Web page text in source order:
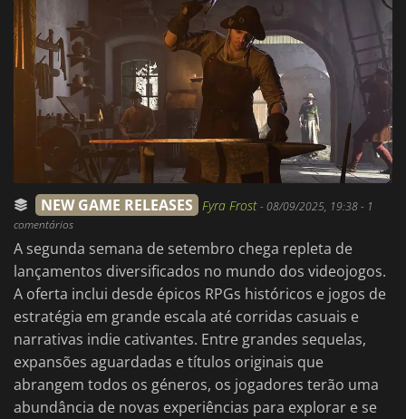
NEW GAME RELEASES Fyra Frost-08/09/2025, 19:38- 1
comentários
A segunda semana de setembro chega repleta de
lançamentos diversificados no mundo dos videojogos.
A oferta inclui desde épicos RPGs históricos e jogos de
estratégia em grande escala até corridas casuais e
narrativas indie cativantes. Entre grandes sequelas,
expansões aguardadas e títulos originais que
abrangem todos os géneros, os jogadores terão uma
abundância de novas experiências para explorar e se